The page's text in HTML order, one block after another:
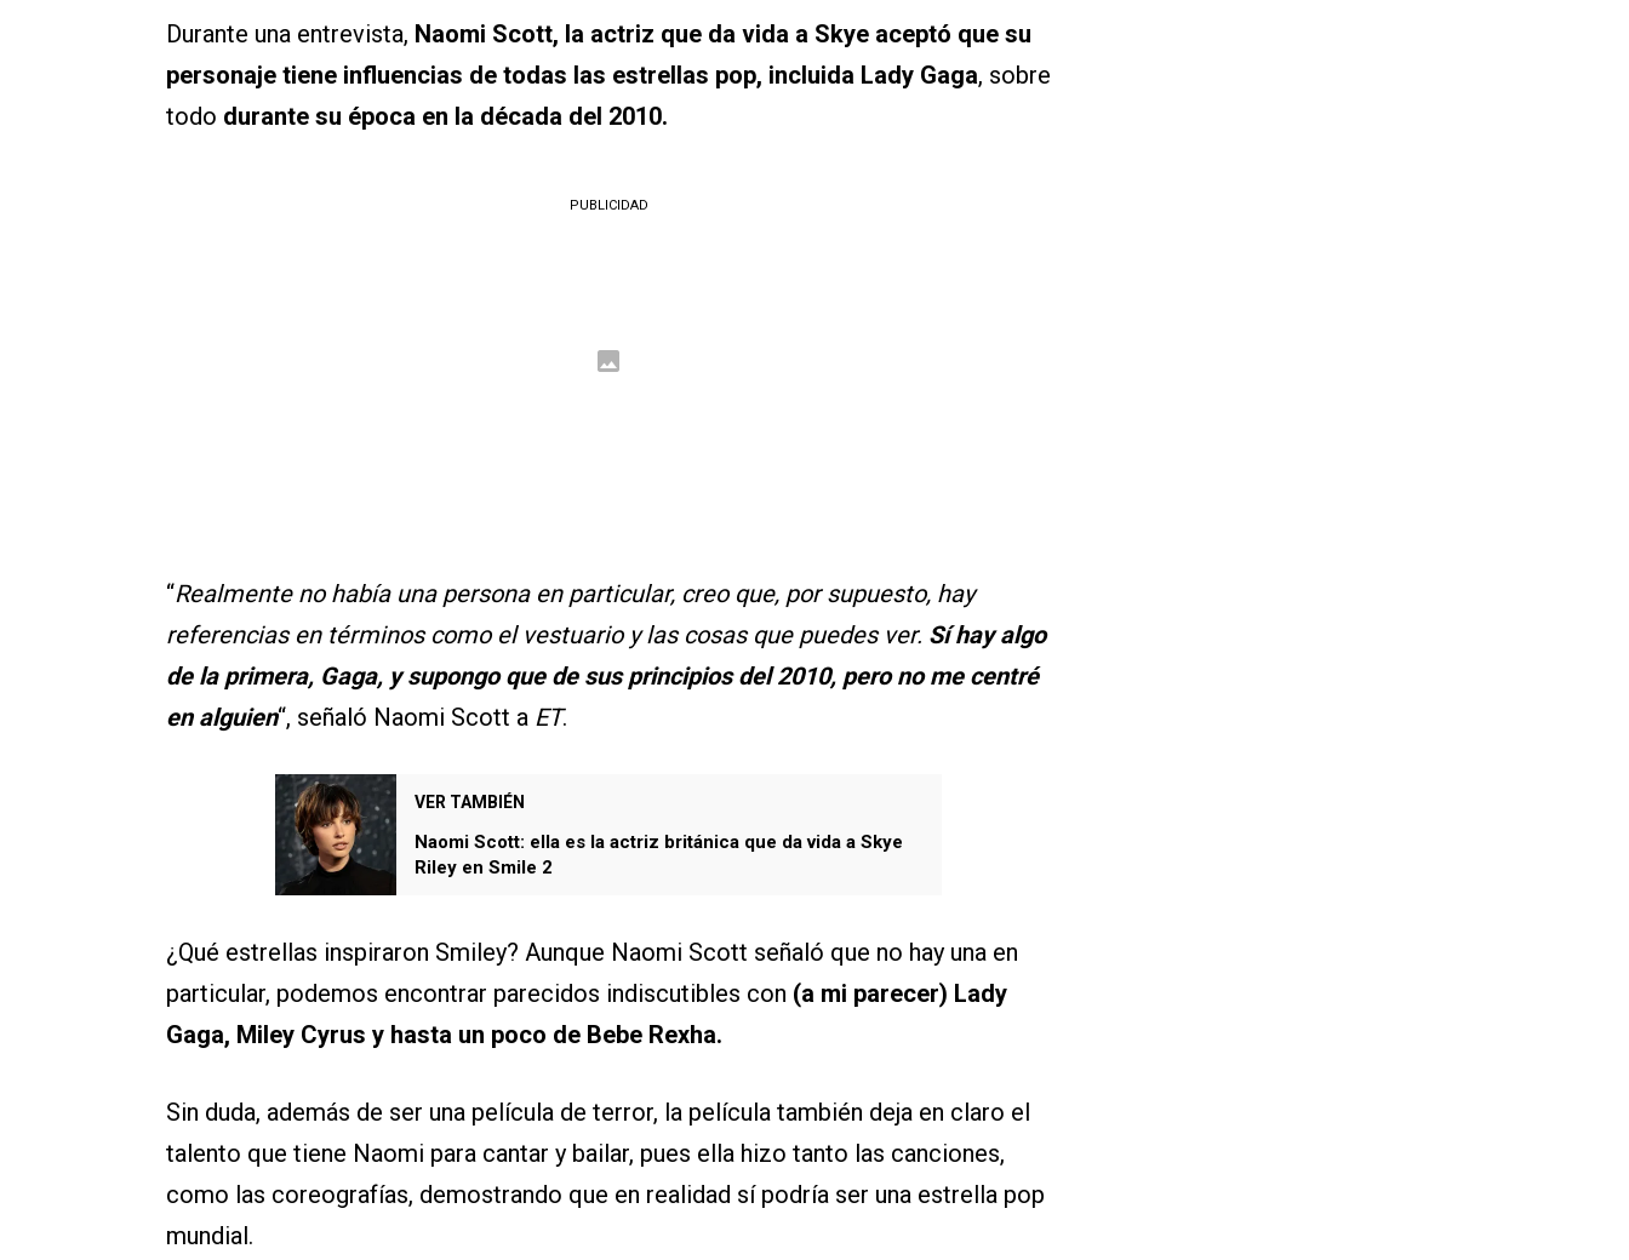
Durante una entrevista, Naomi Scott, la actriz que da vida a Skye aceptó que su
personaje tiene influencias de todas las estrellas pop, incluida Lady Gaga, sobre
todo durante su época en la década del 2010.
PUBLICIDAD
“Realmente no había una persona en particular, creo que, por supuesto, hay
referencias en términos como el vestuario y las cosas que puedes ver. Sí hay algo
de la primera, Gaga, y supongo que de sus principios del 2010, pero no me centré
en alguien“, señaló Naomi Scott a ET.
VER TAMBIÉN
Naomi Scott: ella es la actriz británica que da vida a Skye
Riley en Smile 2
¿Qué estrellas inspiraron Smiley? Aunque Naomi Scott señaló que no hay una en
particular, podemos encontrar parecidos indiscutibles con (a mi parecer) Lady
Gaga, Miley Cyrus y hasta un poco de Bebe Rexha.
Sin duda, además de ser una película de terror, la película también deja en claro el
talento que tiene Naomi para cantar y bailar, pues ella hizo tanto las canciones,
como las coreografías, demostrando que en realidad sí podría ser una estrella pop
mundial.